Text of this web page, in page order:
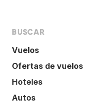
BUSCAR
Vuelos
Ofertas de vuelos
Hoteles
Autos